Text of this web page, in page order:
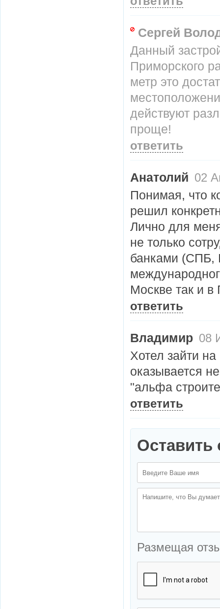
Сергей
Данный
Приморского
метр это
действуют
проще!
ответить
Анатолий 02
Понимая, что
решил
Лично для
не только
банками (СПБ,
Москве так и в
ответить
Владимир 08
Хотел зайти
оказывается
"альфа
ответить
Оставить
Размещая